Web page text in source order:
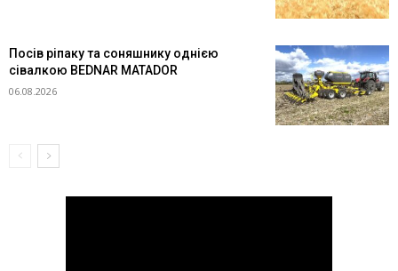
Посів ріпаку та соняшнику однією
сівалкою BEDNAR MATADOR
06.08.2026